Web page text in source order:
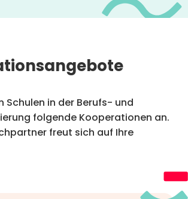
Schulen in der Berufs- und
folgende Kooperationen an.
freut sich auf Ihre